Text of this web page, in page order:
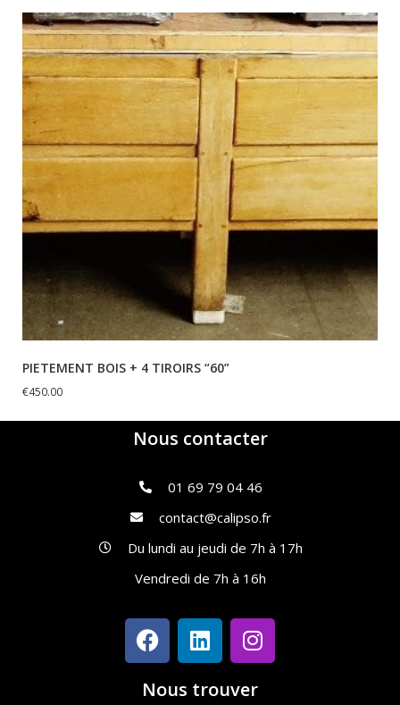
PIETEMENT BOIS + 4 TIROIRS “60”
€450.00
Nous contacter
01 69 79 04 46
contact@calipso.fr
Du lundi au jeudi de 7h à 17h
Vendredi de 7h à 16h
Nous trouver